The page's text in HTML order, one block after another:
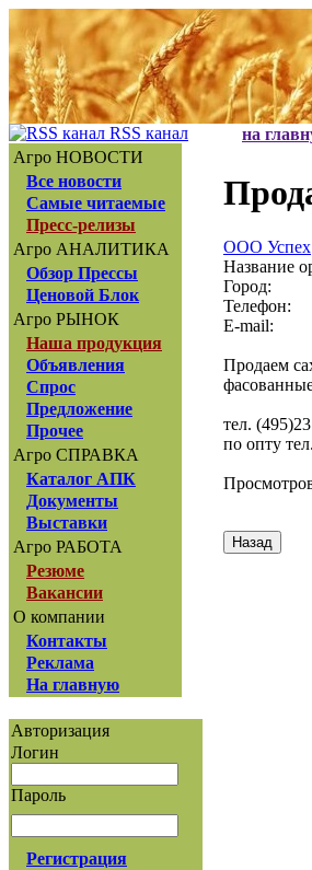
RSS канал
Агро НОВОСТИ
Все новости
Самые читаемые
Пресс-релизы
Агро АНАЛИТИКА
Обзор Прессы
Ценовой Блок
Агро РЫНОК
Наша продукция
Объявления
Спрос
Предложение
Прочее
Агро СПРАВКА
Каталог АПК
Документы
Выставки
Агро РАБОТА
Резюме
Вакансии
О компании
Контакты
Реклама
На главную
Авторизация
Логин
Пароль
Регистрация
на
ООО Успех
Название
Город:
Телефон:
E-mail:
Продаем
тел.
по опту